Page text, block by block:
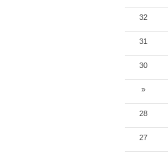
32
31
30
»
28
27